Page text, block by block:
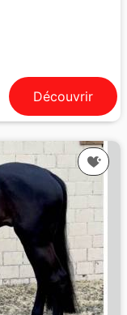
Découvrir